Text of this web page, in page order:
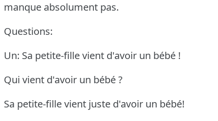
manque absolument pas.
Questions:
Un: Sa petite-fille vient d'avoir un bébé !
Qui vient d'avoir un bébé ?
Sa petite-fille vient juste d'avoir un bébé!